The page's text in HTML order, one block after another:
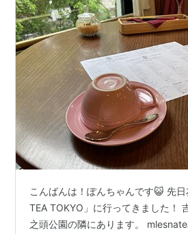
こんばんは！ぽんちゃんです😺 先
TEA TOKYO」に行ってきました！
之頭公園の隣にあります。